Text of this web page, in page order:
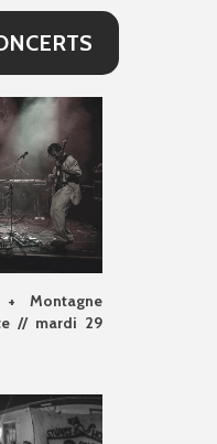
Montagne
// mardi 29